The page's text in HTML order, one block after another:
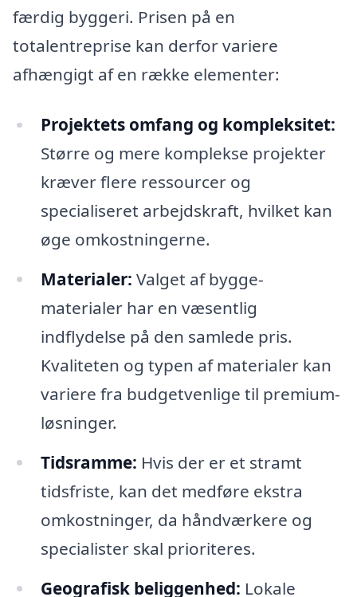
færdig byggeri. Prisen på en
totalentreprise kan derfor variere
afhængigt af en række elementer:
Projektets omfang og kompleksitet:
Større og mere komplekse projekter
kræver flere ressourcer og
specialiseret arbejdskraft, hvilket kan
øge omkostningerne.
Materialer: Valget af bygge-
materialer har en væsentlig
indflydelse på den samlede pris.
Kvaliteten og typen af materialer kan
variere fra budgetvenlige til premium-
løsninger.
Tidsramme: Hvis der er et stramt
tidsfriste, kan det medføre ekstra
omkostninger, da håndværkere og
specialister skal prioriteres.
Geografisk beliggenhed: Lokale